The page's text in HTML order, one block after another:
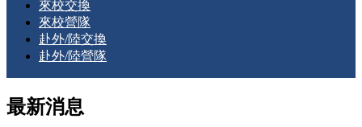
來校交換
來校營隊
赴外/陸交換
赴外/陸營隊
最新消息